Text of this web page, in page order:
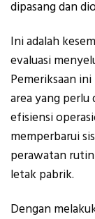
dipasang dan
Ini adalah
evaluasi
Pemeriksaan
area yang
efisiensi
memperbarui
perawatan
letak pabrik.
Dengan